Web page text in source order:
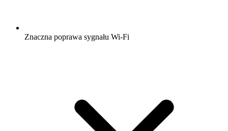
Znaczna poprawa sygnału Wi-Fi